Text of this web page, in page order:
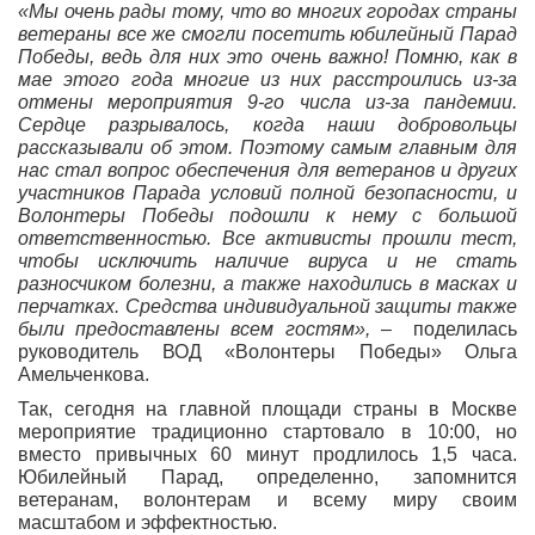
«Мы очень рады тому, что во многих городах страны
ветераны все же смогли посетить юбилейный Парад
Победы, ведь для них это очень важно! Помню, как в
мае этого года многие из них расстроились из-за
отмены мероприятия 9-го числа из-за пандемии.
Сердце разрывалось, когда наши добровольцы
рассказывали об этом. Поэтому самым главным для
нас стал вопрос обеспечения для ветеранов и других
участников Парада условий полной безопасности, и
Волонтеры Победы подошли к нему с большой
ответственностью. Все активисты прошли тест,
чтобы исключить наличие вируса и не стать
разносчиком болезни, а также находились в масках и
перчатках. Средства индивидуальной защиты также
были предоставлены всем гостям», – поделилась
руководитель ВОД «Волонтеры Победы» Ольга
Амельченкова.
Так, сегодня на главной площади страны в Москве
мероприятие традиционно стартовало в 10:00, но
вместо привычных 60 минут продлилось 1,5 часа.
Юбилейный Парад, определенно, запомнится
ветеранам, волонтерам и всему миру своим
масштабом и эффектностью.